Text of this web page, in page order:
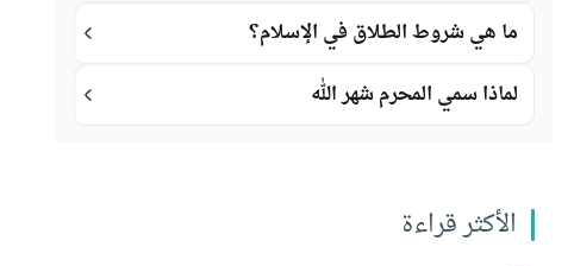
ما هي شروط الطلاق في الإسلام؟
لماذا سمي المحرم شهر الله
الأكثر قراءة